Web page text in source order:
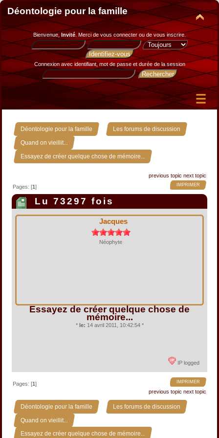
Déontologie pour la famille
Bienvenue, Invité. Merci devous connecter ou de vous inscrire.
Connexion avec identifiant, mot de passe et durée de la session
Déontologie pour la famille » Les forums de discussion »
Quand on vieillit... »
Essayez de créer quelque chose de mémoire...
previous topic next topic
IMPRIMER
Pages: [1]
Lu 73297 fois
Jacques
Néophyte
Essayez de créer quelque chose de
mémoire...
* le: 14 avril 2011, 10:42:54 *
IP logged
IMPRIMER
Pages: [1]
previous topic next topic
Déontologie pour la famille » Les forums de discussion »
Quand on vieillit... »
Essayez de créer quelque chose de mémoire...